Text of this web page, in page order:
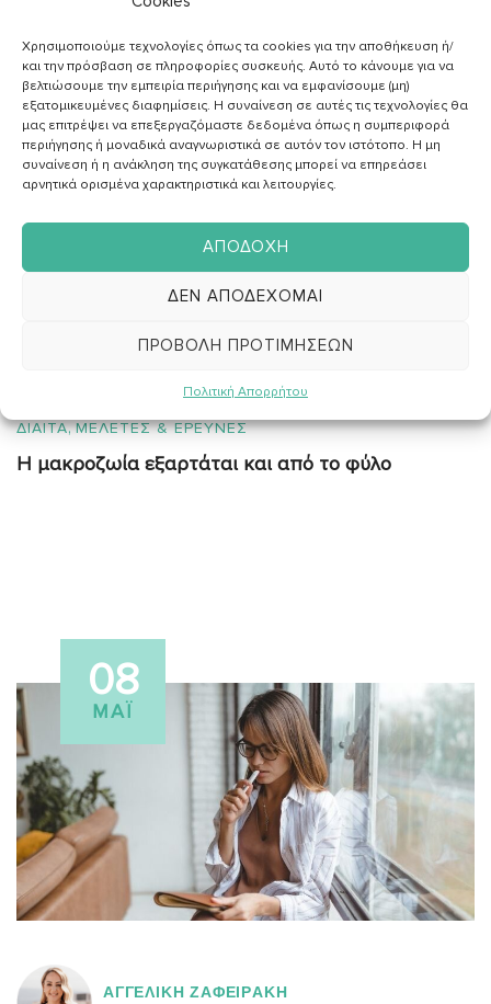
Χρησιμοποιούμε τεχνολογίες όπως τα cookies για την αποθήκευση ή/
και την πρόσβαση σε πληροφορίες συσκευής. Αυτό το κάνουμε για να
βελτιώσουμε την εμπειρία περιήγησης και να εμφανίσουμε (μη)
εξατομικευμένες διαφημίσεις. Η συναίνεση σε αυτές τις τεχνολογίες θα
μας επιτρέψει να επεξεργαζόμαστε δεδομένα όπως η συμπεριφορά
περιήγησης ή μοναδικά αναγνωριστικά σε αυτόν τον ιστότοπο. Η μη
συναίνεση ή η ανάκληση της συγκατάθεσης μπορεί να επηρεάσει
αρνητικά ορισμένα χαρακτηριστικά και λειτουργίες.
ΑΠΟΔΟΧΉ
ΔΕΝ ΑΠΟΔΈΧΟΜΑΙ
ΠΡΟΒΟΛΉ ΠΡΟΤΙΜΉΣΕΩΝ
Πολιτική Απορρήτου
ΑΓΓΕΛΙΚH ΖΑΦΕΙΡAΚΗ
ΔΙΑΙΤΑ,ΜΕΛΕΤΕΣ & ΕΡΕΥΝΕΣ
Η μακροζωία εξαρτάται και από το φύλο
ΑΓΓΕΛΙΚH ΖΑΦΕΙΡAΚΗ
08
ΜΆΙ